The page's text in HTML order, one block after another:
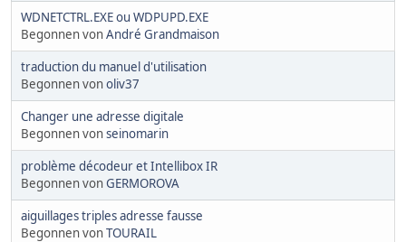
WDNETCTRL.EXE ou WDPUPD.EXE
Begonnen vonAndré Grandmaison
traduction du manuel d'utilisation
Begonnen vonoliv37
Changer une adresse digitale
Begonnen vonseinomarin
problème décodeur et Intellibox IR
Begonnen vonGERMOROVA
aiguillages triples adresse fausse
Begonnen vonTOURAIL